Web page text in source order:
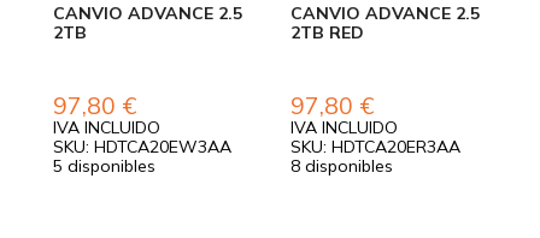
CANVIO ADVANCE 2.5
2TB
97,80 €
IVA INCLUIDO
SKU: HDTCA20EW3AA
5 disponibles
CANVIO ADVANCE 2.5
2TB RED
97,80 €
IVA INCLUIDO
SKU: HDTCA20ER3AA
8 disponibles